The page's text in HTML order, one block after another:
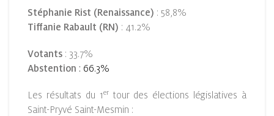
Stéphanie Rist (Renaissance) : 58,8%
Tiffanie Rabault (RN) : 41.2%
Votants : 33.7%
Abstention : 66.3%
Les résultats du 1ertour des élections législatives à
Saint-Pryvé Saint-Mesmin :